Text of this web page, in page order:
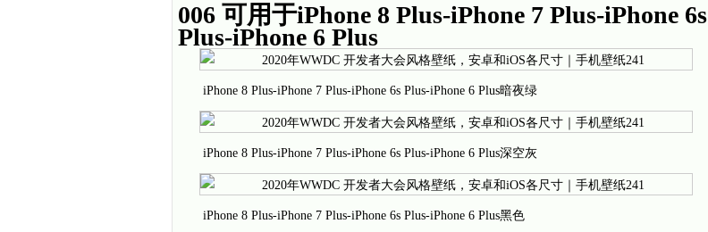
006 可用于iPhone 8 Plus-iPhone 7 Plus-iPhone 6s
Plus-iPhone 6 Plus
iPhone 8 Plus-iPhone 7 Plus-iPhone 6s Plus-iPhone 6 Plus暗夜绿
iPhone 8 Plus-iPhone 7 Plus-iPhone 6s Plus-iPhone 6 Plus深空灰
iPhone 8 Plus-iPhone 7 Plus-iPhone 6s Plus-iPhone 6 Plus黑色